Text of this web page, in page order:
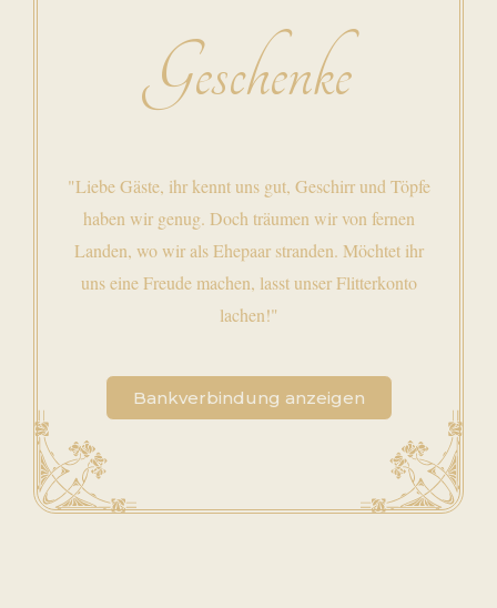
Geschenke
"Liebe Gäste, ihr kennt uns gut, Geschirr und Töpfe
haben wir genug. Doch träumen wir von fernen
Landen, wo wir als Ehepaar stranden. Möchtet ihr
uns eine Freude machen, lasst unser Flitterkonto
lachen!"
Bankverbindung anzeigen